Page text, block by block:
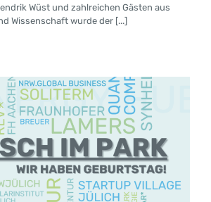
Wüst und zahlreichen Gästen aus
Wissenschaft wurde der [...]